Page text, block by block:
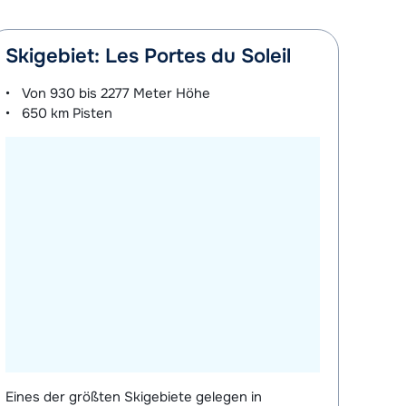
Skigebiet: Les Portes du Soleil
Von930 bis 2277 Meter Höhe
650 km Pisten
Eines der größten Skigebiete gelegen in